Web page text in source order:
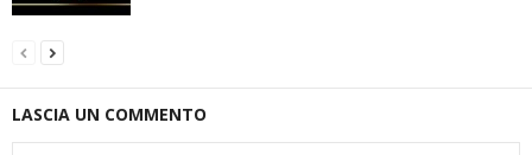
LASCIA UN COMMENTO